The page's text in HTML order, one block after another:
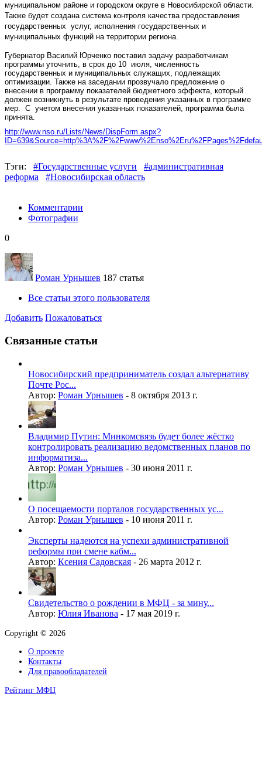
муниципальном районе и городском округе в Новосибирской области.
Также будет создана система контроля качества предоставления
государственных услуг, исполнения государственных и
муниципальных функций на территории региона.
Губернатор Василий Юрченко поставил задачу разработчикам
программы уточнить, в срок до 10 июля, численность
государственных и муниципальных служащих, подлежащих
оптимизации. Также на заседании прозвучало предложение о
внесении в программу показателей бюджетного эффекта, который
должен возникнуть в результате проведения указанных в программе
мер. С учетом внесения указанных показателей, программа была
принята.​
http://www.nso.ru/Lists/News/DispForm.aspx?
Тэги: #Государственные услуги
#административная
реформа
#Новосибирская область
Комментарии
Фотографии
0
Роман Урнышев 187 статья
Все статьи этого пользователя
Добавить Пожаловаться
Связанные статьи
Новосибирский предприниматель создал альтернативу
Почте Рос...
Автор: Роман Урнышев - 8 октября 2013 г.
Владимир Путин: Минкомсвязь будет более жёстко
контролировать реализацию ведомственных планов по
информатиза...
Автор: Роман Урнышев - 30 июня 2011 г.
О посещаемости порталов государственных ус...
Автор: Роман Урнышев - 10 июня 2011 г.
Эксперты надеются на успехи административной
реформы при смене кабм...
Автор: Ксения Садовская - 26 марта 2012 г.
Свидетельство о рождении в МФЦ - за мину...
Автор: Юлия Иванова - 17 мая 2019 г.
Copyright © 2026
О проекте
Контакты
Для правообладателей
Рейтинг МФЦ